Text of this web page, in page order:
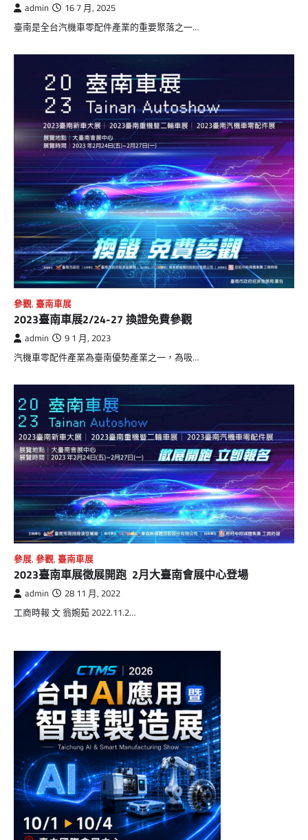
admin 16 7 月, 2025
臺南是全台汽機車零配件產業的重要聚落之一…
參觀, 臺南車展
2023臺南車展2/24-27 換證免費參觀
admin 9 1 月, 2023
汽機車零配件產業為臺南優勢產業之一，為吸…
參展, 參觀, 臺南車展
2023臺南車展徵展開跑 2月大臺南會展中心登場
admin 28 11 月, 2022
工商時報 文 翁婉茹 2022.11.2…